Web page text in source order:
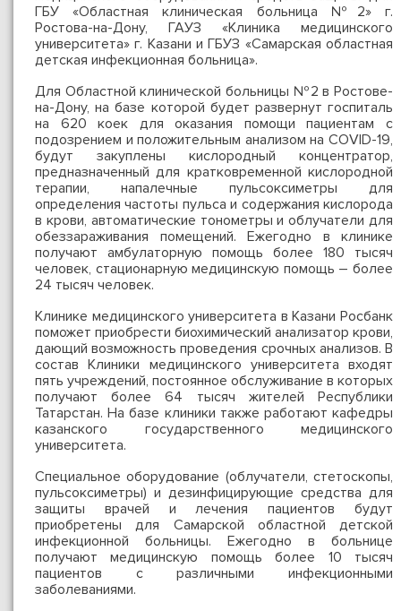
ГБУ «Областная клиническая больница №2» г.
Ростова-на-Дону, ГАУЗ «Клиника медицинского
университета» г. Казани и ГБУЗ «Самарская областная
детская инфекционная больница».
Для Областной клинической больницы №2 в Ростове-
на-Дону, на базе которой будет развернут госпиталь
на 620 коек для оказания помощи пациентам с
подозрением и положительным анализом на COVID-19,
будут закуплены кислородный концентратор,
предназначенный для кратковременной кислородной
терапии, напалечные пульсоксиметры для
определения частоты пульса и содержания кислорода
в крови, автоматические тонометры и облучатели для
обеззараживания помещений. Ежегодно в клинике
получают амбулаторную помощь более 180 тысяч
человек, стационарную медицинскую помощь – более
24 тысяч человек.
Клинике медицинского университета в Казани Росбанк
поможет приобрести биохимический анализатор крови,
дающий возможность проведения срочных анализов. В
состав Клиники медицинского университета входят
пять учреждений, постоянное обслуживание в которых
получают более 64 тысяч жителей Республики
Татарстан. На базе клиники также работают кафедры
казанского государственного медицинского
университета.
Специальное оборудование (облучатели, стетоскопы,
пульсоксиметры) и дезинфицирующие средства для
защиты врачей и лечения пациентов будут
приобретены для Самарской областной детской
инфекционной больницы. Ежегодно в больнице
получают медицинскую помощь более 10 тысяч
пациентов с различными инфекционными
заболеваниями.